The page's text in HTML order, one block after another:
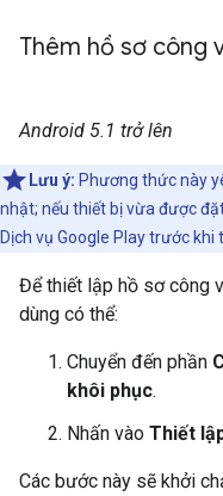
Thêm hồ sơ công
Android 5.1 trở lên
Lưu ý: Phương thức này
nhật; nếu thiết bị vừa được
Dịch vụ Google Play trước
Để thiết lập hồ sơ công
dùng có thể:
Chuyển đến phần
khôi phục.
Nhấn vào Thiết
Các bước này sẽ khởi